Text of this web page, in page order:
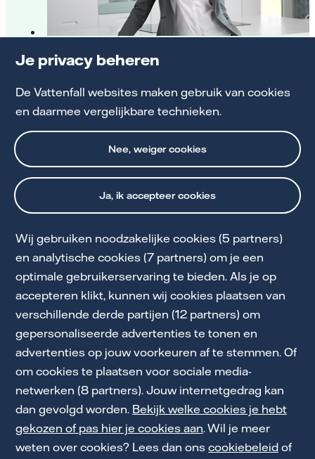
Je privacy beheren
De Vattenfall websites maken gebruik van cookies
en daarmee vergelijkbare technieken.
Ja, ik accepteer cookies
Nee, weiger cookies
Wij gebruiken noodzakelijke cookies (5 partners)
en analytische cookies (7 partners) om je een
optimale gebruikerservaring te bieden. Als je op
accepteren klikt, kunnen wij cookies plaatsen van
verschillende derde partijen (12 partners) om
gepersonaliseerde advertenties te tonen en
advertenties op jouw voorkeuren af te stemmen. Of
om cookies te plaatsen voor sociale media-
netwerken (8 partners). Jouw internetgedrag kan
dan gevolgd worden. Bekijk welke cookies je hebt
gekozen of pas hier je cookies aan. Wil je meer
weten over cookies? Lees dan onscookiebeleidof
Van het gas af: dit betekent het
Cookie Statement
Privacy en Voorwaarden
Toegankelijkheid
Partnerships
Energiekennis
Werken bij Vattenfall